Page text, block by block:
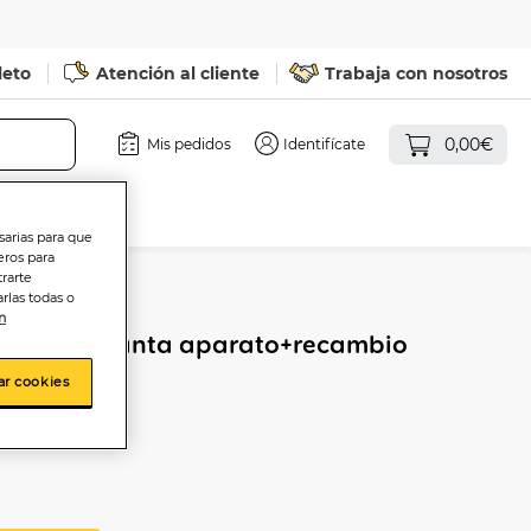
Atención al cliente Trabaja con nosotros
Mis pedidos Identifícate 0,00€
Lanta aparato+recambio
para que
para
todas o
cookies